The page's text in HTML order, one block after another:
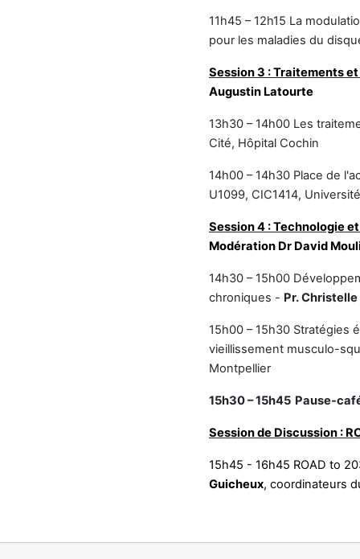
11h45 – 12h15 La
pour les maladies du
Session 3 : Traitements
Augustin Latourte
13h30 – 14h00 Les
Cité, Hôpital Cochin
14h00 – 14h30 Place de
U1099, CIC1414,
Session 4 : Technologie
Modération Dr David
14h30 – 15h00
chroniques - Pr.
15h00 – 15h30 Stratégies
vieillissement musculo-
Montpellier
15h30 – 15h45 Pause-
Session de Discussion :
15h45 - 16h45 ROAD to
Guicheux, coordinateurs